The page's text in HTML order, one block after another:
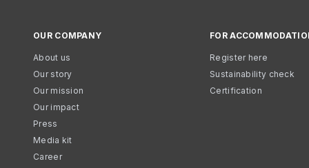
OUR COMPANY
About us
Our story
Our mission
Our impact
Press
Media kit
Career
FOR
Register here
Sustainability check
Certification